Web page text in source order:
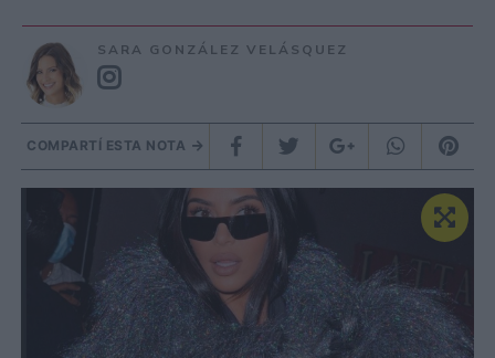
SARA GONZÁLEZ VELÁSQUEZ
COMPARTÍ ESTA NOTA